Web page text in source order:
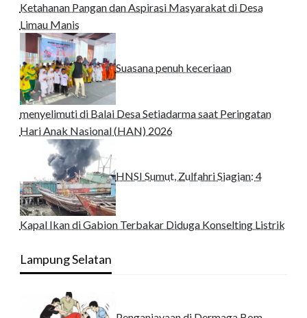
Ketahanan Pangan dan Aspirasi Masyarakat di Desa
Limau Manis
Suasana penuh keceriaan
menyelimuti di Balai Desa Setiadarma saat Peringatan
Hari Anak Nasional (HAN) 2026
HNSI Sumut, Zulfahri Siagian: 4
Kapal Ikan di Gabion Terbakar Diduga Konselting Listrik
Lampung Selatan